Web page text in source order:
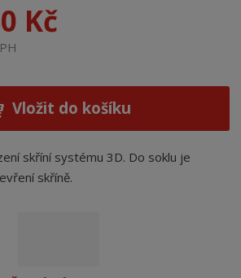
Kč
Vložit do košíku
skříní systému 3D. Do soklu je
skříně.